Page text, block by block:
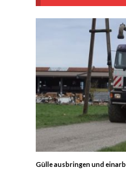
Gülle ausbringen und